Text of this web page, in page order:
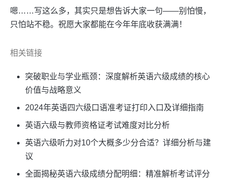
嗯……写这么多，其实只是想告诉大家一句——别怕慢，
只怕站不稳。祝愿大家都能在今年年底收获满满！
相关链接
突破职业与学业瓶颈：深度解析英语六级成绩的核心
价值与战略意义
2024年英语四六级口语准考证打印入口及详细指南
英语六级与教师资格证考试难度对比分析
英语六级听力对10个大概多少分合适？详细分析与建
议
全面揭秘英语六级成绩分配明细：精准解析考试评分